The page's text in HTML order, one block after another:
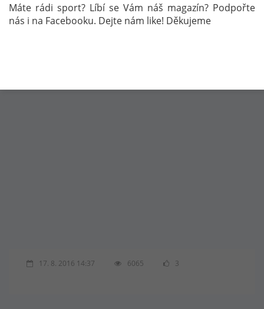
MARTIN FUKSA RYCHLOSTNÍ KANOISTIKA
17. 8. 2016 14:37 6065 3
Máte rádi sport? Líbí se Vám náš magazín? Podpořte
nás i na Facebooku. Dejte nám like! Děkujeme